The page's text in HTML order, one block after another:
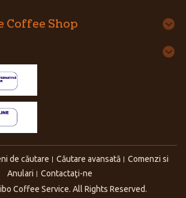
Coffee Shop
de căutare Căutare avansată
Comenzi si
Anulari
Contactaţi-ne
Coffee Service. All Rights Reserved.